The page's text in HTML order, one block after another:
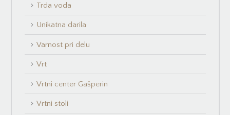
Trda voda
Unikatna darila
Varnost pri delu
Vrt
Vrtni center Gašperin
Vrtni stoli